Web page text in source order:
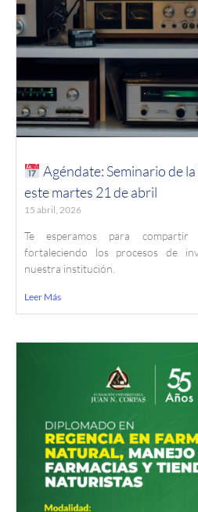
Agéndate: Seminario de
este martes 21 de abril
15 abril, 2026
Te esperamos para compartir
fortaleciendo los procesos de
nuestra institución.
Leer Más